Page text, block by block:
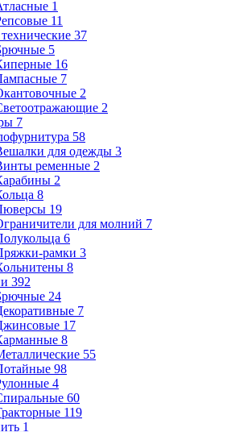
1
11
37
5
16
7
2
2
7
58
для одежды 3
ременные 2
2
8
19
для молний 7
6
рамки 3
8
392
24
7
17
8
55
98
4
60
119
1